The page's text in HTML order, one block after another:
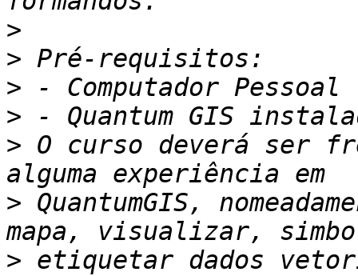
>
>
>
>
> O curso deverá ser
> QuantumGIS,
> etiquetar dados